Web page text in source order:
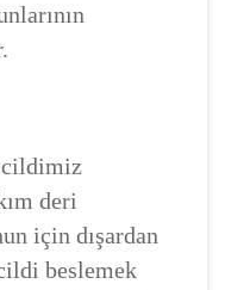
cildimiz
deri
için dışardan
beslemek